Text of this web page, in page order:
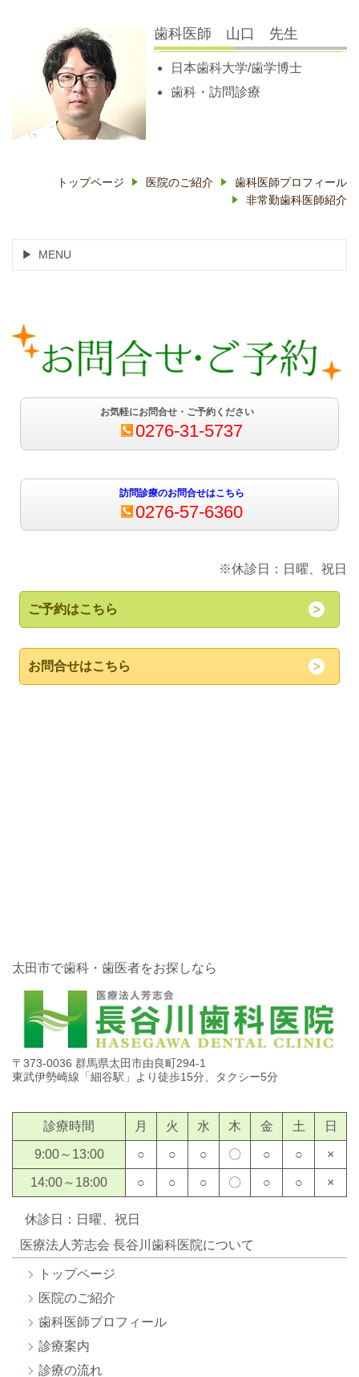
歯科医師 山口 先生
日本歯科大学/歯学博士
歯科・訪問診療
トップページ 医院のご紹介
歯科医師プロフィール
非常勤歯科医師紹介
MENU
お気軽にお問合せ・ご予約ください
0276-31-5737
訪問診療のお問合せはこちら
0276-57-6360
※休診日：日曜、祝日
ご予約はこちら
お問合せはこちら
太田市で歯科・歯医者をお探しなら
〒373-0036 群馬県太田市由良町294-1
東武伊勢崎線「細谷駅」より徒歩15分、タクシー5分
診療時間 月 火 水 木 金 土 日
9:00～13:00 ○ ○ ○ 〇 ○ ○ ×
14:00～18:00 ○ ○ ○ 〇 ○ ○ ×
休診日：日曜、祝日
医療法人芳志会 長谷川歯科医院について
トップページ
医院のご紹介
歯科医師プロフィール
診療案内
診療の流れ